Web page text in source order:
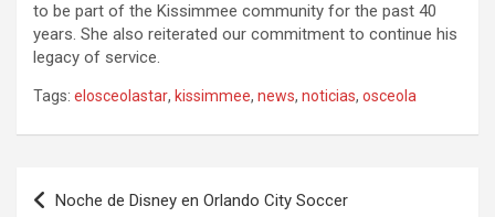
to be part of the Kissimmee community for the past 40
years. She also reiterated our commitment to continue his
legacy of service.
Tags: elosceolastar, kissimmee, news, noticias, osceola
Noche de Disney en Orlando City Soccer